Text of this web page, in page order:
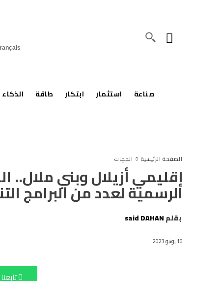
صناعة استثمار ابتكار طاقة
الصفحة الرئيسية الجهات
إقليمي أزيلال وبني
الرسمية لعدد من البرامج
بقلمsaid DAHAN
16 يونيو 2023